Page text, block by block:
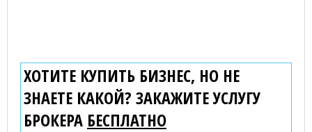
ХОТИТЕ КУПИТЬ БИЗНЕС, НО НЕ
ЗНАЕТЕ КАКОЙ? ЗАКАЖИТЕ УСЛУГУ
БРОКЕРА БЕСПЛАТНО